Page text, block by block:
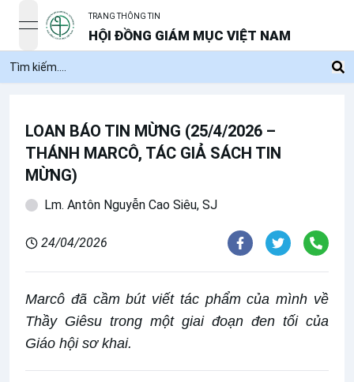
open navigation menu
TRANG THÔNG TIN
HỘI ĐỒNG GIÁM MỤC VIỆT NAM
LOAN BÁO TIN MỪNG (25/4/2026 –
THÁNH MARCÔ, TÁC GIẢ SÁCH TIN
MỪNG)
Lm. Antôn Nguyễn Cao Siêu, SJ
24/04/2026
Marcô đã cầm bút viết tác phẩm của mình về
Thầy Giêsu trong một giai đoạn đen tối của
Giáo hội sơ khai.